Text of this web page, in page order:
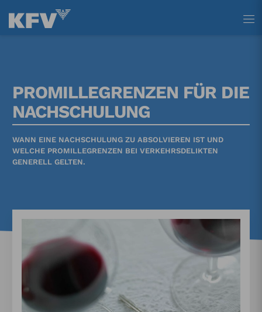
PROMILLEGRENZEN FÜR DIE
NACHSCHULUNG
WANN EINE NACHSCHULUNG ZU ABSOLVIEREN IST UND
WELCHE PROMILLEGRENZEN BEI VERKEHRSDELIKTEN
GENERELL GELTEN.